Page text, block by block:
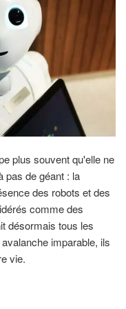
plus souvent qu'elle ne
pas de géant : la
des robots et des
comme des
désormais tous les
imparable, ils
vie.